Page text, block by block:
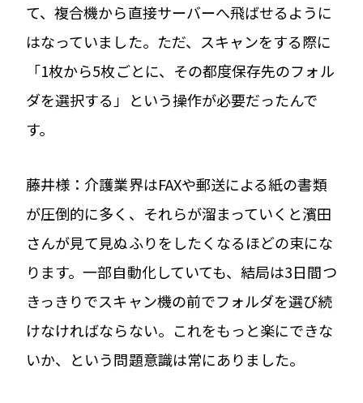
て、複合機から直接サーバーへ飛ばせるように
はなっていました。ただ、スキャンをする際に
「1枚から5枚ごとに、その都度保存先のフォル
ダを選択する」という操作が必要だったんで
す。
藤井様：介護業界はFAXや郵送による紙の書類
が圧倒的に多く、それらが溜まっていくと濱田
さんが見て見ぬふりをしたくなるほどの束にな
ります。一部自動化していても、結局は3日間つ
きっきりでスキャン機の前でフォルダを選び続
けなければならない。これをもっと楽にできな
いか、という問題意識は常にありました。